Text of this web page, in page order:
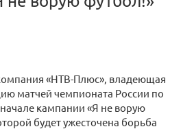
«НТВ-Плюс», владеющая
матчей чемпионата России по
кампании «Я не ворую
будет ужесточена борьба